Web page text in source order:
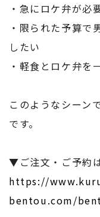
・急にロケ弁が必
・限られた予算で
したい
・軽食とロケ弁を
このようなシーン
です。
▼ご注文・ご予約
https://
bentou.com/